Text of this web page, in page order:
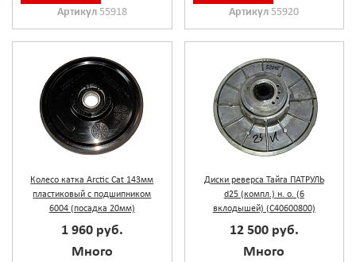
Артикул 55918 Артикул55920
Колесо катка Arctic Cat 143мм
пластиковый с подшипником
6004 (посадка 20мм)
1 960 руб.
Много
Диски реверса Тайга ПАТРУЛЬ
d25 (компл.) н. о. (6
вклодышей) (С40600800)
12 500 руб.
Много